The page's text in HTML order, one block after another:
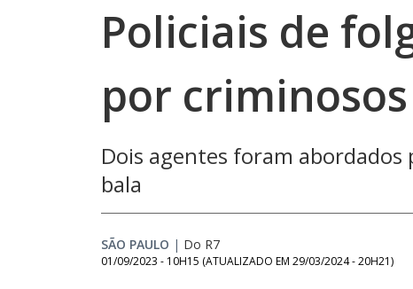
Policiais de
por
Dois agentes foram
bala
SÃO PAULO | Do R7
01/09/2023 - 10H15 (ATUALIZADO EM 29/03/2024 - 20H21)